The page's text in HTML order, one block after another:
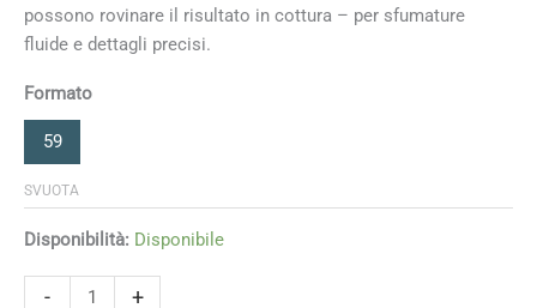
possono rovinare il risultato in cottura – per sfumature
fluide e dettagli precisi.
Formato
59
SVUOTA
Disponibilità: Disponibile
- +